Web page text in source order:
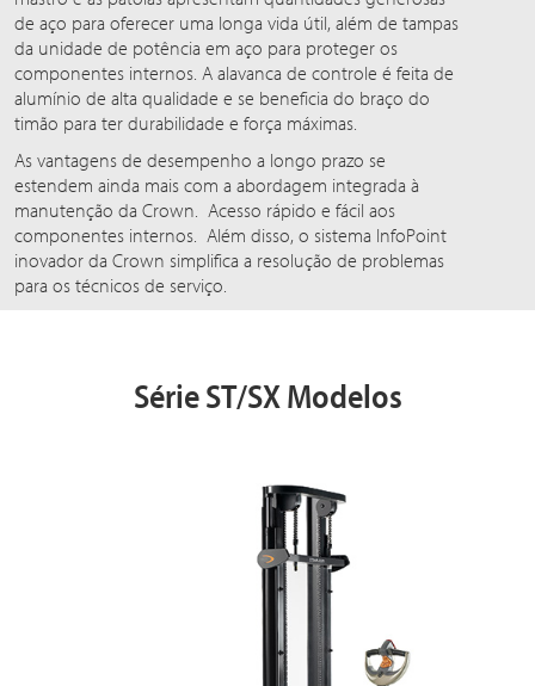
de aço para oferecer uma longa vida útil, além de tampas
da unidade de potência em aço para proteger os
componentes internos. A alavanca de controle é feita de
alumínio de alta qualidade e se beneficia do braço do
timão para ter durabilidade e força máximas.
As vantagens de desempenho a longo prazo se
estendem ainda mais com a abordagem integrada à
manutenção da Crown. Acesso rápido e fácil aos
componentes internos. Além disso, o sistema InfoPoint
inovador da Crown simplifica a resolução de problemas
para os técnicos de serviço.
Série ST/SX Modelos